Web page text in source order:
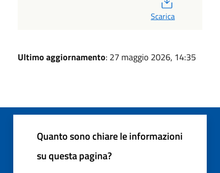
Scarica
Ultimo aggiornamento: 27 maggio 2026, 14:35
Quanto sono chiare le informazioni
su questa pagina?